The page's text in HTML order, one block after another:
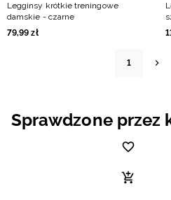
Legginsy krótkie treningowe
damskie - czarne
79,99 zł
1
Sprawdzone przez